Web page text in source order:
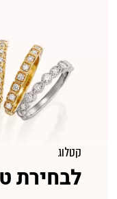
קטלוג
לבחירת